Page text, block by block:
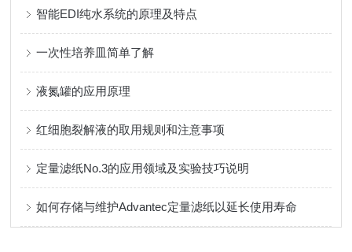
智能EDI纯水系统的原理及特点
一次性培养皿简单了解
液氮罐的应用原理
红细胞裂解液的取用规则和注意事项
定量滤纸No.3的应用领域及实验技巧说明
如何存储与维护Advantec定量滤纸以延长使用寿命